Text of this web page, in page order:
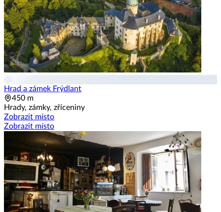
Hrad a zámek Frýdlant
450 m
Hrady, zámky, zříceniny
Zobrazit místo
Zobrazit místo